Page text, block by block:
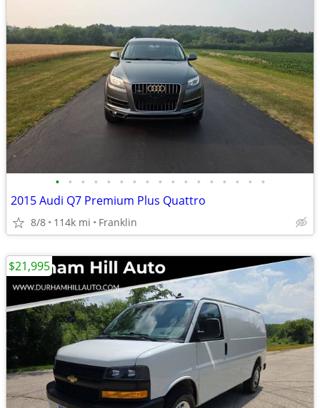
• • • • • • • • • • • • • • • • •
2015 Audi Q7 Premium Plus Quattro
8/8 114k mi Franklin
$21,995